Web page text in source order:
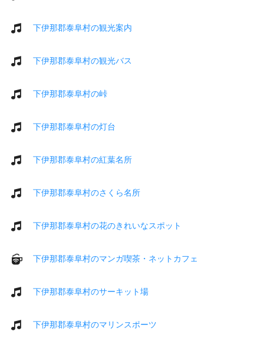
下伊那郡泰阜村の観光案内
下伊那郡泰阜村の観光バス
下伊那郡泰阜村の峠
下伊那郡泰阜村の灯台
下伊那郡泰阜村の紅葉名所
下伊那郡泰阜村のさくら名所
下伊那郡泰阜村の花のきれいなスポット
下伊那郡泰阜村のマンガ喫茶・ネットカフェ
下伊那郡泰阜村のサーキット場
下伊那郡泰阜村のマリンスポーツ